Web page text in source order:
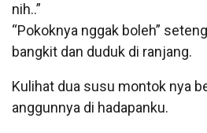
nih..”
“Pokoknya nggak boleh”
bangkit dan duduk di ranjang.
Kulihat dua susu montok nya
anggunnya di hadapanku.